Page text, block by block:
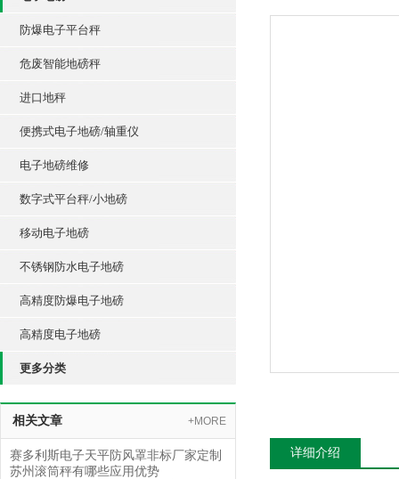
防爆电子平台秤
危废智能地磅秤
进口地秤
便携式电子地磅/轴重仪
电子地磅维修
数字式平台秤/小地磅
移动电子地磅
不锈钢防水电子地磅
高精度防爆电子地磅
高精度电子地磅
更多分类
相关文章 +MORE
赛多利斯电子天平防风罩非标厂家定制
苏州滚筒秤有哪些应用优势
详细介绍